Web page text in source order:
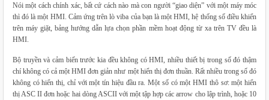
Nói một cách chính xác, bất cứ cách nào mà con người “giao diện” với một máy móc
thì đó là một HMI. Cảm ứng trên lò viba của bạn là một HMI, hệ thống số điều khiển
trên máy giặt, bảng hướng dẫn lựa chọn phần mềm hoạt động từ xa trên TV đều là
HMI.
Bộ truyền và cảm biến trước kia đều không có HMI, nhiều thiết bị trong số đó thậm
chí không có cả một HMI đơn giản như một hiển thị đơn thuần. Rất nhiều trong số đó
không có hiển thị, chỉ với một tín hiệu đầu ra. Một số có một HMI thô sơ: một hiển
thị ASC II đơn hoặc hai dòng ASCII với một tập hợp các arrow cho lập trình, hoặc 10